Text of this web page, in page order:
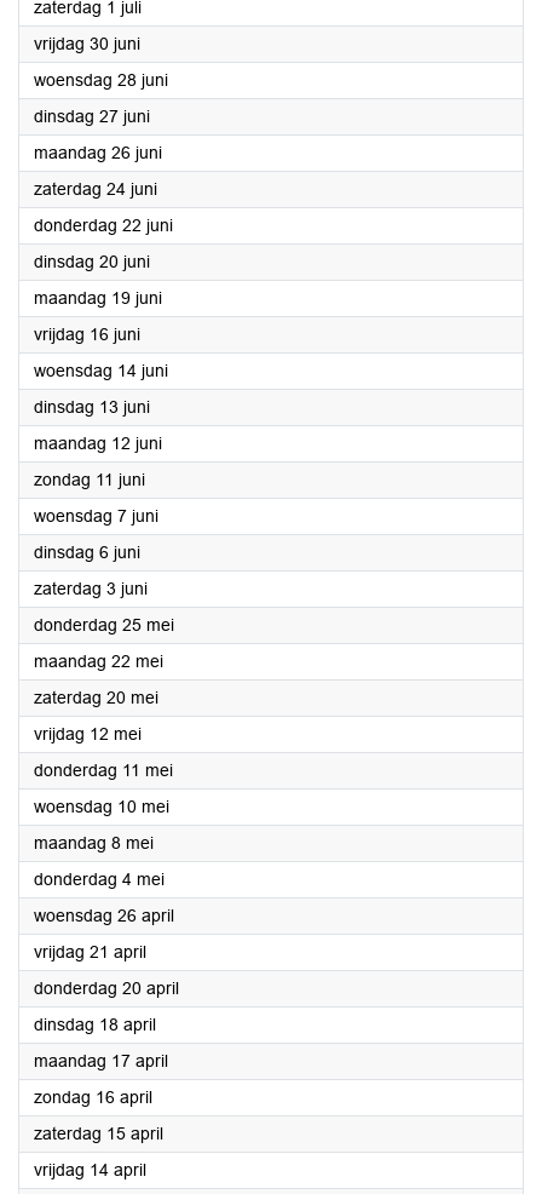
zaterdag 1 juli2023
vrijdag 30 juni2023
woensdag 28 juni2023
dinsdag 27 juni2023
maandag 26 juni2023
zaterdag 24 juni2023
donderdag 22 juni2023
dinsdag 20 juni2023
maandag 19 juni2023
vrijdag 16 juni2023
woensdag 14 juni2023
dinsdag 13 juni2023
maandag 12 juni2023
zondag 11 juni2023
woensdag 7 juni2023
dinsdag 6 juni2023
zaterdag 3 juni2023
donderdag 25 mei2023
maandag 22 mei2023
zaterdag 20 mei2023
vrijdag 12 mei2023
donderdag 11 mei2023
woensdag 10 mei2023
maandag 8 mei2023
donderdag 4 mei2023
woensdag 26 april2023
vrijdag 21 april2023
donderdag 20 april2023
dinsdag 18 april2023
maandag 17 april2023
zondag 16 april2023
zaterdag 15 april2023
vrijdag 14 april2023